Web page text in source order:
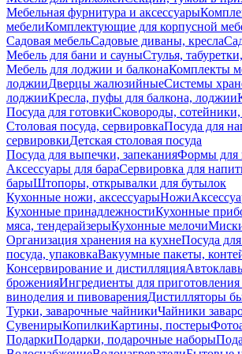
Мебельная фурнитура и аксессуары
мебелиКомплектующие для корпусной
Садовая мебельСадовые диваны, кресла
Мебель для бани и сауныСтулья,
Мебель для лоджии и балконаКомплекты
лоджииДверцы жалюзийныеСистемы
лоджииКресла, пуфы для балкона, лоджии
Посуда для готовкиСковороды,
Столовая посуда, сервировкаПосуда для
сервировкиДетская столовая посуда
Посуда для выпечки, запеканияФормы для
Аксессуары для бараСервировка для
барыШтопоры, открывалки для бутылок
Кухонные ножи, аксессуарыНожи
Кухонные принадлежностиКухонные
мяса, тендерайзерыКухонные мелочи
Организация хранения на кухнеПосуда
посуда, упаковкаВакуумные пакеты,
Консервирование и дистилляция
броженияИнгредиенты для
виноделия и пивоваренияДистилляторы
Турки, заварочные чайникиЧайники
СувенирыКопилкиКартины, постеры
ПодаркиПодарки, подарочные наборы